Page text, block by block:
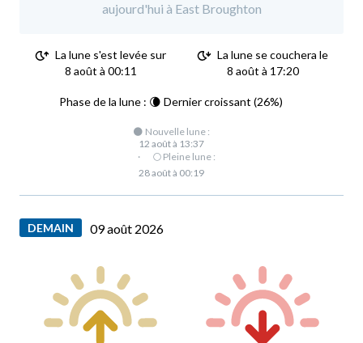
aujourd'hui à East Broughton
La lune s'est levée sur
8 août à 00:11
La lune se couchera le
8 août à 17:20
Phase de la lune : 🌘 Dernier croissant (26%)
🌑 Nouvelle lune :
12 août à 13:37
·
🌕 Pleine lune :
28 août à 00:19
DEMAIN 09 août 2026